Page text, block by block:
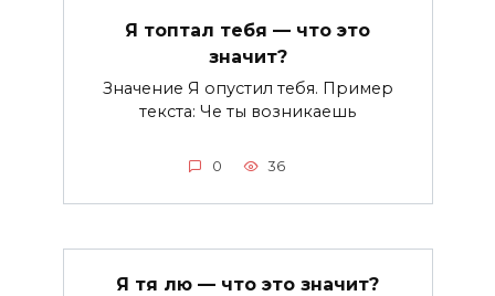
Я топтал тебя — что это
значит?
Значение Я опустил тебя. Пример
текста: Че ты возникаешь
0 36
Я тя лю — что это значит?